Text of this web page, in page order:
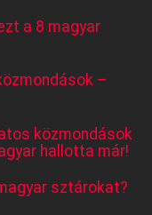
a 8 magyar
–
közmondások
hallotta már!
sztárokat?